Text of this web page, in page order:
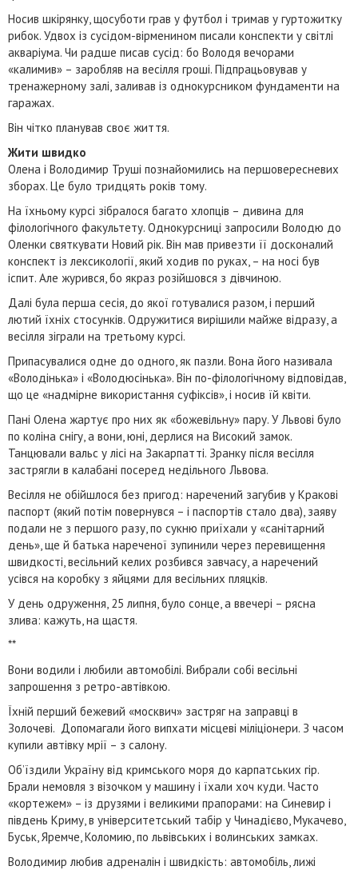
Носив шкірянку, щосуботи грав у футбол і тримав у гуртожитку
рибок. Удвох із сусідом-вірменином писали конспекти у світлі
акваріума. Чи радше писав сусід: бо Володя вечорами
«калимив» – заробляв на весілля гроші. Підпрацьовував у
тренажерному залі, заливав із однокурсником фундаменти на
гаражах.
Він чітко планував своє життя.
Жити швидко
Олена і Володимир Труші познайомились на першовересневих
зборах. Це було тридцять років тому.
На їхньому курсі зібралося багато хлопців – дивина для
філологічного факультету. Однокурсниці запросили Володю до
Оленки святкувати Новий рік. Він мав привезти її досконалий
конспект із лексикології, який ходив по руках, – на носі був
іспит. Але журився, бо якраз розійшовся з дівчиною.
Далі була перша сесія, до якої готувалися разом, і перший
лютий їхніх стосунків. Одружитися вирішили майже відразу, а
весілля зіграли на третьому курсі.
Припасувалися одне до одного, як пазли. Вона його називала
«Володінька» і «Володюсінька». Він по-філологічному відповідав,
що це «надмірне використання суфіксів», і носив їй квіти.
Пані Олена жартує про них як «божевільну» пару. У Львові було
по коліна снігу, а вони, юні, дерлися на Високий замок.
Танцювали вальс у лісі на Закарпатті. Зранку після весілля
застрягли в калабані посеред недільного Львова.
Весілля не обійшлося без пригод: наречений загубив у Кракові
паспорт (який потім повернувся – і паспортів стало два), заяву
подали не з першого разу, по сукню приїхали у «санітарний
день», ще й батька нареченої зупинили через перевищення
швидкості, весільний келих розбився завчасу, а наречений
усівся на коробку з яйцями для весільних пляцків.
У день одруження, 25 липня, було сонце, а ввечері – рясна
злива: кажуть, на щастя.
**
Вони водили і любили автомобілі. Вибрали собі весільні
запрошення з ретро-автівкою.
Їхній перший бежевий «москвич» застряг на заправці в
Золочеві. Допомагали його випхати місцеві міліціонери. З часом
купили автівку мрії – з салону.
Об’їздили Україну від кримського моря до карпатських гір.
Брали немовля з візочком у машину і їхали хоч куди. Часто
«кортежем» – із друзями і великими прапорами: на Синевир і
південь Криму, в університетський табір у Чинадієво, Мукачево,
Буськ, Яремче, Коломию, по львівських і волинських замках.
Володимир любив адреналін і швидкість: автомобіль, лижі